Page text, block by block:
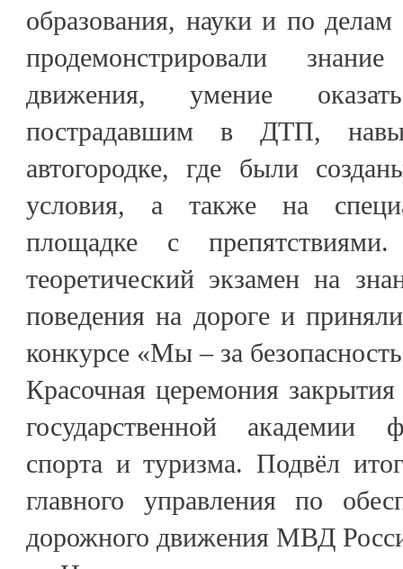
образования, науки и по
продемонстрировали
движения, умение
пострадавшим в ДТП,
автогородке, где были
условия, а также на
площадке с
теоретический экзамен на
поведения на дороге и
конкурсе «Мы – за
Красочная церемония
государственной академии
спорта и туризма. Подвёл
главного управления по
дорожного движения МВД